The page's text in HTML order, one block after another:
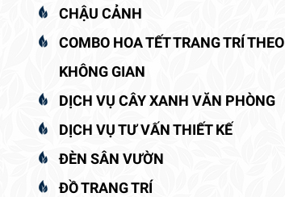
CHẬU CẢNH
COMBO HOA TẾT TRANG TRÍ THEO
KHÔNG GIAN
DỊCH VỤ CÂY XANH VĂN PHÒNG
DỊCH VỤ TƯ VẤN THIẾT KẾ
ĐÈN SÂN VƯỜN
ĐỒ TRANG TRÍ